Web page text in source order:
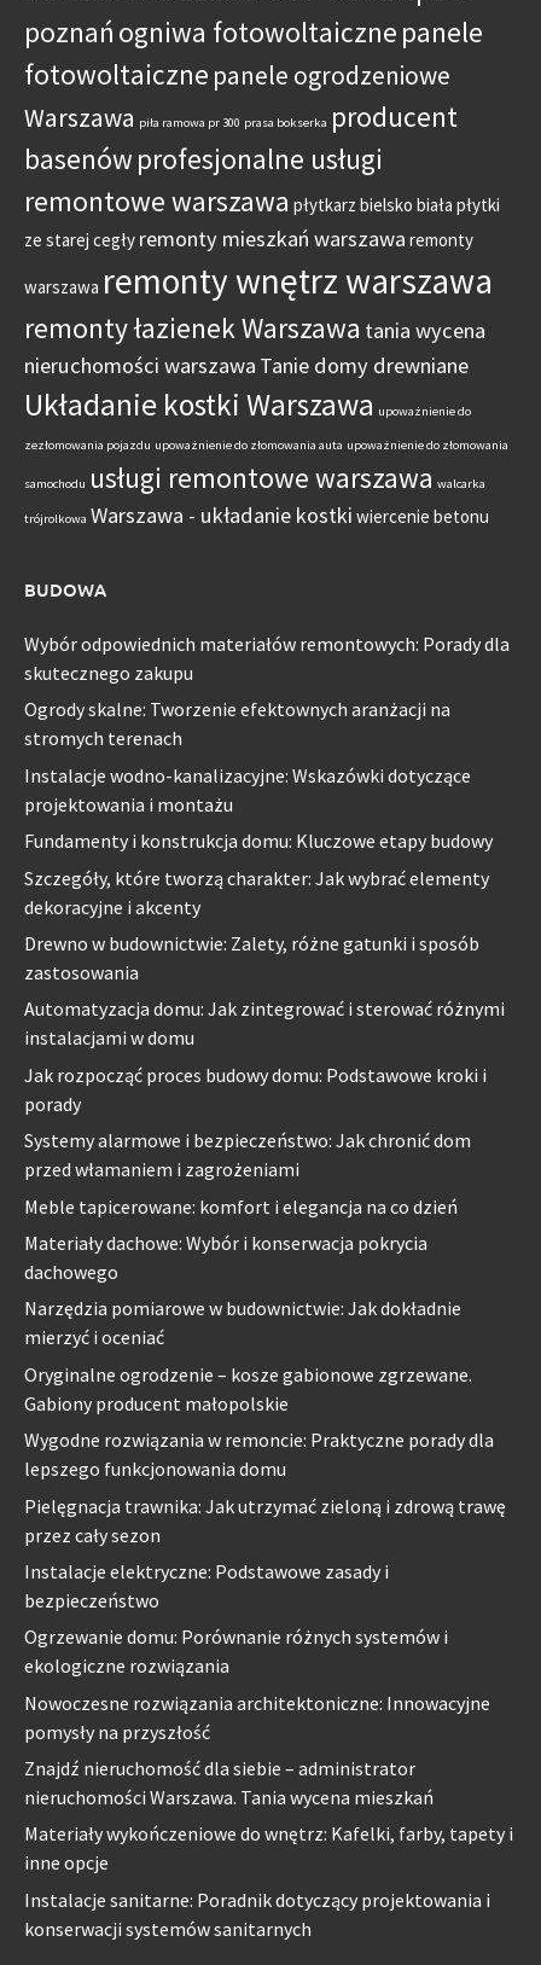
poznań ogniwa fotowoltaiczne panele
fotowoltaiczne panele ogrodzeniowe
Warszawa piła ramowa pr 300 prasa bokserka producent
basenów profesjonalne usługi
remontowe warszawa płytkarz bielsko biała płytki
ze starej cegły remonty mieszkań warszawa remonty
warszawa remonty wnętrz warszawa
remonty łazienek Warszawa tania wycena
nieruchomości warszawa Tanie domy drewniane
Układanie kostki Warszawa upoważnienie do
zezłomowania pojazdu upoważnienie do złomowania auta upoważnienie do złomowania
samochodu usługi remontowe warszawa walcarka
trójrolkowa Warszawa - układanie kostki wiercenie betonu
BUDOWA
Wybór odpowiednich materiałów remontowych: Porady dla
skutecznego zakupu
Ogrody skalne: Tworzenie efektownych aranżacji na
stromych terenach
Instalacje wodno-kanalizacyjne: Wskazówki dotyczące
projektowania i montażu
Fundamenty i konstrukcja domu: Kluczowe etapy budowy
Szczegóły, które tworzą charakter: Jak wybrać elementy
dekoracyjne i akcenty
Drewno w budownictwie: Zalety, różne gatunki i sposób
zastosowania
Automatyzacja domu: Jak zintegrować i sterować różnymi
instalacjami w domu
Jak rozpocząć proces budowy domu: Podstawowe kroki i
porady
Systemy alarmowe i bezpieczeństwo: Jak chronić dom
przed włamaniem i zagrożeniami
Meble tapicerowane: komfort i elegancja na co dzień
Materiały dachowe: Wybór i konserwacja pokrycia
dachowego
Narzędzia pomiarowe w budownictwie: Jak dokładnie
mierzyć i oceniać
Oryginalne ogrodzenie – kosze gabionowe zgrzewane.
Gabiony producent małopolskie
Wygodne rozwiązania w remoncie: Praktyczne porady dla
lepszego funkcjonowania domu
Pielęgnacja trawnika: Jak utrzymać zieloną i zdrową trawę
przez cały sezon
Instalacje elektryczne: Podstawowe zasady i
bezpieczeństwo
Ogrzewanie domu: Porównanie różnych systemów i
ekologiczne rozwiązania
Nowoczesne rozwiązania architektoniczne: Innowacyjne
pomysły na przyszłość
Znajdź nieruchomość dla siebie – administrator
nieruchomości Warszawa. Tania wycena mieszkań
Materiały wykończeniowe do wnętrz: Kafelki, farby, tapety i
inne opcje
Instalacje sanitarne: Poradnik dotyczący projektowania i
konserwacji systemów sanitarnych